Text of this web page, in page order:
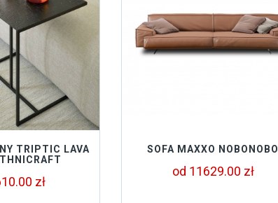
TRIPTIC LAVA
zł
SOFA MAXXO NOBONOBO
od 11629.00 zł